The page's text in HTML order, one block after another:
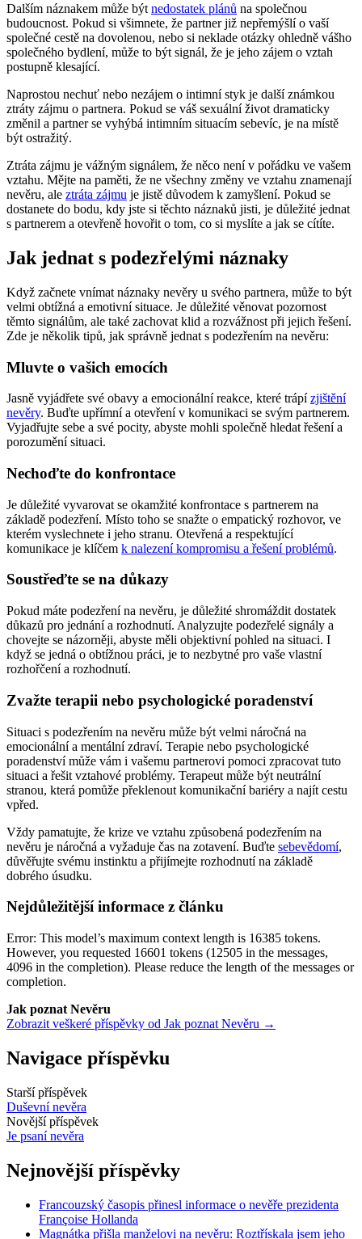
Dalším náznakem může být nedostatek plánů na společnou
budoucnost. Pokud si všimnete, že partner již nepřemýšlí o vaší
společné cestě na dovolenou, nebo si neklade otázky ohledně vášho
společného bydlení, může to být signál, že je jeho zájem o vztah
postupně klesající.
Naprostou nechuť nebo nezájem o intimní styk je další známkou
ztráty zájmu o partnera. Pokud se váš sexuální život dramaticky
změnil a partner se vyhýbá intimním situacím sebevíc, je na místě
být ostražitý.
Ztráta zájmu je vážným signálem, že něco není v pořádku ve vašem
vztahu. Mějte na paměti, že ne všechny změny ve vztahu znamenají
nevěru, ale ztráta zájmu je jistě důvodem k zamyšlení. Pokud se
dostanete do bodu, kdy jste si těchto náznaků jisti, je důležité jednat
s partnerem a otevřeně hovořit o tom, co si myslíte a jak se cítíte.
Jak jednat s podezřelými náznaky
Když začnete vnímat náznaky nevěry u svého partnera, může to být
velmi obtížná a emotivní situace. Je důležité věnovat pozornost
těmto signálům, ale také zachovat klid a rozvážnost při jejich řešení.
Zde je několik tipů, jak správně jednat s podezřením na nevěru:
Mluvte o vašich emocích
Jasně vyjádřete své obavy a emocionální reakce, které trápízjištění
nevěry. Buďte upřímní a otevření v komunikaci se svým partnerem.
Vyjadřujte sebe a své pocity, abyste mohli společně hledat řešení a
porozumění situaci.
Nechoďte do konfrontace
Je důležité vyvarovat se okamžité konfrontace s partnerem na
základě podezření. Místo toho se snažte o empatický rozhovor, ve
kterém vyslechnete i jeho stranu. Otevřená a respektující
komunikace je klíčem k nalezení kompromisu a řešení problémů.
Soustřeďte se na důkazy
Pokud máte podezření na nevěru, je důležité shromáždit dostatek
důkazů pro jednání a rozhodnutí. Analyzujte podezřelé signály a
chovejte se názorněji, abyste měli objektivní pohled na situaci. I
když se jedná o obtížnou práci, je to nezbytné pro vaše vlastní
rozhořčení a rozhodnutí.
Zvažte terapii nebo psychologické poradenství
Situaci s podezřením na nevěru může být velmi náročná na
emocionální a mentální zdraví. Terapie nebo psychologické
poradenství může vám i vašemu partnerovi pomoci zpracovat tuto
situaci a řešit vztahové problémy. Terapeut může být neutrální
stranou, která pomůže překlenout komunikační bariéry a najít cestu
vpřed.
Vždy pamatujte, že krize ve vztahu způsobená podezřením na
nevěru je náročná a vyžaduje čas na zotavení. Buďte sebevědomí,
důvěřujte svému instinktu a přijímejte rozhodnutí na základě
dobrého úsudku.
Nejdůležitější informace z článku
Error: This model’s maximum context length is 16385 tokens.
However, you requested 16601 tokens (12505 in the messages,
4096 in the completion). Please reduce the length of the messages or
completion.
Jak poznat Nevěru
Zobrazit veškeré příspěvky od Jak poznat Nevěru →
Navigace příspěvku
Starší příspěvek
Duševní nevěra
Novější příspěvek
Je psaní nevěra
Nejnovější příspěvky
Francouzský časopis přinesl informace o nevěře prezidenta
Françoise Hollanda
Magnátka přišla manželovi na nevěru: Roztřískala jsem jeho